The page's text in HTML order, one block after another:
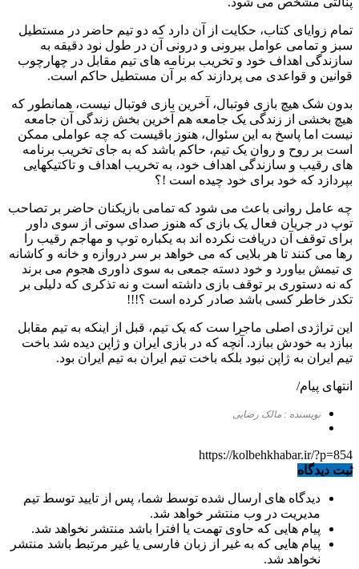
تمام زوایای کتاب، حکایت از آن دارد که دو تیم حاضر در مستطیل
سبز و تمامی عوامل بیرونی و درونی آن در طول نود دقیقه به
سازندگی اهداف خود و تخریب برنامه های تیم مقابل در چهارچوب
قوانین و قواعدی می پردازند که بر آن مستطیل حاکم است.
بدون شک هیچ بازی فوتبال، آخرین بازی فوتبال نیست، همانطور که
هیچ بخشی از زندگی یک جامعه هم آخرین بخش زندگی آن جامعه
نیست اما پاسخ به این سئوال، هنوز باقیست که چه عواملی ممکن
است بر روح و روان یک تیم، حاکم باشد که به جای تخریب برنامه
های رقیب و سازندگی اهداف خود، به تخریب اهداف و تاکتیکهایی
بپردازد که خود برای خود چیده است !؟
چه عامل روانی باعث می شود که تمامی بازیکنان حاضر بر تصاحب
توپ در جریان فعال یک بازی که هنوز صدای سوتی از سوی داور
برای توقف آن دریافت نکرده اند به یکباره توپ و مهاجم رقیب را
رها می کنند تا هر بلایی که می خواهد بر سر دروازه و خانه و کاشانه
ی تیمش بیاورد و خود دسته جمعی به سوی داوری هجوم می برند
که نه دستوری بر توقف بازی داشته است و نه تذکری که دلیلی بر
تکدر خاطر کسی باشد صادر کرده است ؟!!!
این تراژدی اصلی ماجرا ست که یک تیم، قبل از اینکه به تیم مقابل
ببازد به خودش ببازد. آنچه که در بازی ایران و ژاپن دیده شد باخت
تیم ایران به ژاپن نبود بلکه باخت تیم ایران به تیم ایران بود.
انتهای پیام/
نویسنده : مالک رضایی
https://kolbehkhabar.ir/?p=854
ثبت دیدگاه
دیدگاه های ارسال شده توسط شما، پس از تایید توسط تیم
مدیریت در وب منتشر خواهد شد.
پیام هایی که حاوی تهمت یا افترا باشد منتشر نخواهد شد.
پیام هایی که به غیر از زبان فارسی یا غیر مرتبط باشد منتشر
نخواهد شد.